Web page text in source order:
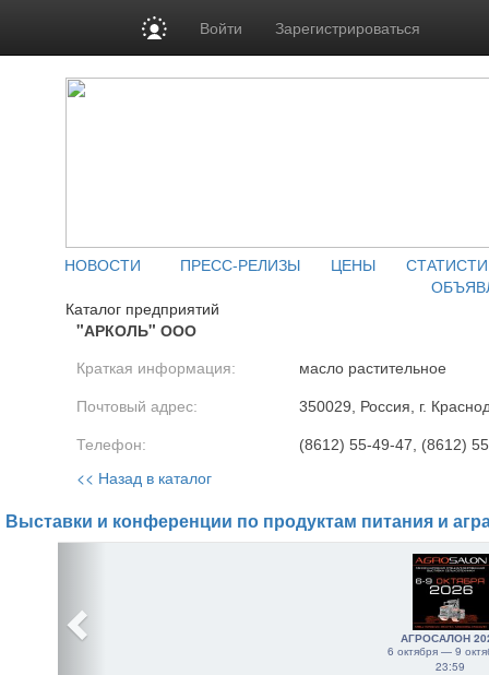
Войти Зарегистрироваться
НОВОСТИ ПРЕСС-РЕЛИЗЫ ЦЕНЫ
Каталог предприятий
"АРКОЛЬ" ООО
Краткая информация: масло растительное
Почтовый адрес: 350029, Россия, г.
Телефон: (8612) 55-49-47, (8612)
<< Назад в каталог
Выставки и конференции по продуктам питания и
АГРОСАЛОН
6 октября — 9
23:59